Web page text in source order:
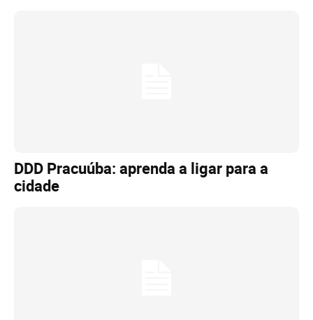
DDD Pracuúba: aprenda a ligar para a
cidade